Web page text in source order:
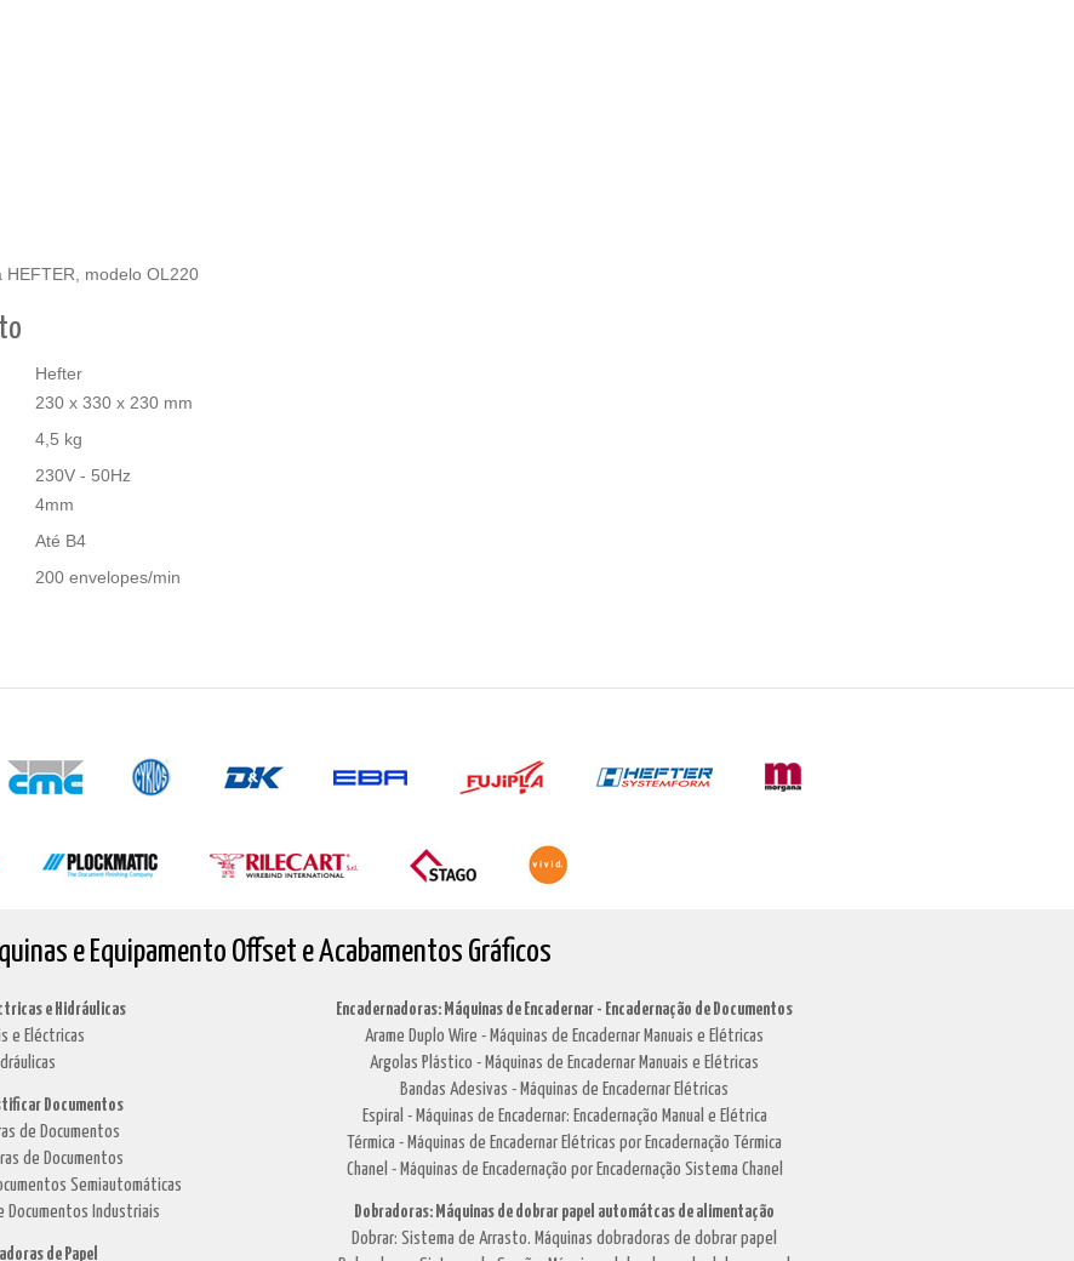
modelo OL220
Hefter
230 x 330 x 230 mm
4,5 kg
230V - 50Hz
4mm
Até B4
200 envelopes/min
e Equipamento Offset e Acabamentos Gráficos
e Hidráulicas
e Eléctricas
Documentos
de Documentos
de Documentos
Semiautomáticas
Documentos Industriais
de Papel
Encadernadoras: Máquinas de Encadernar - Encadernação de Documentos
Arame Duplo Wire - Máquinas de Encadernar Manuais e Elétricas
Argolas Plástico - Máquinas de Encadernar Manuais e Elétricas
Bandas Adesivas - Máquinas de Encadernar Elétricas
Espiral - Máquinas de Encadernar: Encadernação Manual e Elétrica
Térmica - Máquinas de Encadernar Elétricas por Encadernação Térmica
Chanel - Máquinas de Encadernação por Encadernação Sistema Chanel
Dobradoras: Máquinas de dobrar papel automátcas de alimentação
Dobrar: Sistema de Arrasto. Máquinas dobradoras de dobrar papel